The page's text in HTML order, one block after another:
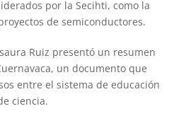
por la Secihti, como la
de semiconductores.
Ruiz presentó un resumen
un documento que
entre el sistema de educación
ciencia.